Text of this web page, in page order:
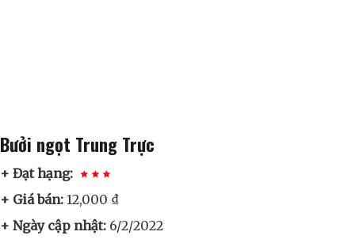
Bưởi ngọt Trung Trực
+ Đạt hạng:
+ Giá bán: 12,000 ₫
+ Ngày cập nhật: 6/2/2022